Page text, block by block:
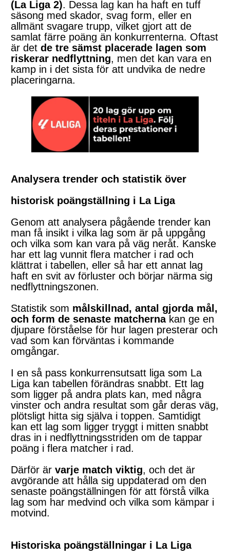
(La Liga 2). Dessa lag kan ha haft en tuff
säsong med skador, svag form, eller en
allmänt svagare trupp, vilket gjort att de
samlat färre poäng än konkurrenterna. Oftast
är det de tre sämst placerade lagen som
riskerar nedflyttning, men det kan vara en
kamp in i det sista för att undvika de nedre
placeringarna.
Analysera trender och statistik över
historisk poängställning i La Liga
Genom att analysera pågående trender kan
man få insikt i vilka lag som är på uppgång
och vilka som kan vara på väg neråt. Kanske
har ett lag vunnit flera matcher i rad och
klättrat i tabellen, eller så har ett annat lag
haft en svit av förluster och börjar närma sig
nedflyttningszonen.
Statistik som målskillnad, antal gjorda mål,
och form de senaste matchernakan ge en
djupare förståelse för hur lagen presterar och
vad som kan förväntas i kommande
omgångar.
I en så pass konkurrensutsatt liga som La
Liga kan tabellen förändras snabbt. Ett lag
som ligger på andra plats kan, med några
vinster och andra resultat som går deras väg,
plötsligt hitta sig själva i toppen. Samtidigt
kan ett lag som ligger tryggt i mitten snabbt
dras in i nedflyttningsstriden om de tappar
poäng i flera matcher i rad.
Därför är varje match viktig, och det är
avgörande att hålla sig uppdaterad om den
senaste poängställningen för att förstå vilka
lag som har medvind och vilka som kämpar i
motvind.
Historiska poängställningar i La Liga